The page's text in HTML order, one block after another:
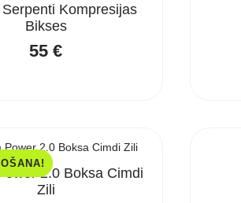
Kompresijas
Bikses
55€
2.0 Boksa Cimdi
Zili